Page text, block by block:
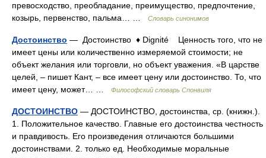
превосходство, преобладание, преимущество, предпочтение,
козырь, первенство, пальма… …
Словарь синонимов
Достоинство — Достоинство ♦ Dignité Ценность того, что не
имеет цены или количественно измеряемой стоимости; не
объект желания или торговли, но объект уважения. «В царстве
целей, – пишет Кант, – все имеет цену или достоинство. То, что
имеет цену, может… …
Философский словарь Спонвиля
ДОСТОИНСТВО — ДОСТОИНСТВО, достоинства, ср. (книжн.).
1. Положительное качество. Главные его достоинства честность
и правдивость. Его произведения отличаются большими
достоинствами. 2. только ед. Необходимые моральные